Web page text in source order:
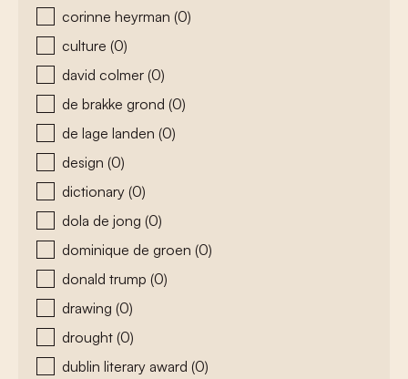
corinne heyrman (0)
culture (0)
david colmer (0)
de brakke grond (0)
de lage landen (0)
design (0)
dictionary (0)
dola de jong (0)
dominique de groen (0)
donald trump (0)
drawing (0)
drought (0)
dublin literary award (0)